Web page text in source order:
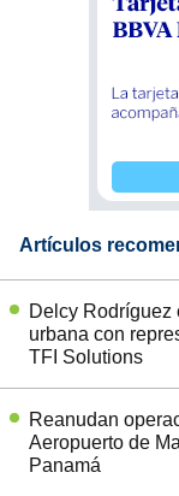
Artículos
Delcy Rodríguez
urbana con
TFI Solutions
Reanudan
Aeropuerto de
Panamá